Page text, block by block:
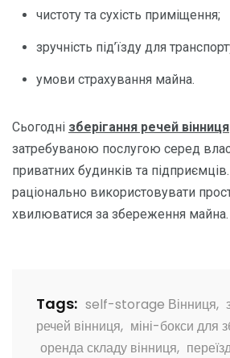
чистоту та сухість приміщення;
зручність під’їзду для
умови страхування майна.
Сьогодні зберігання речей вінниця
затребуваною послугою серед
приватних будинків та
раціонально використовувати
хвилюватися за збереження майна.
Tags: self-storage Вінниця,
речей вінниця, міні-бокси для
оренда складу вінниця,